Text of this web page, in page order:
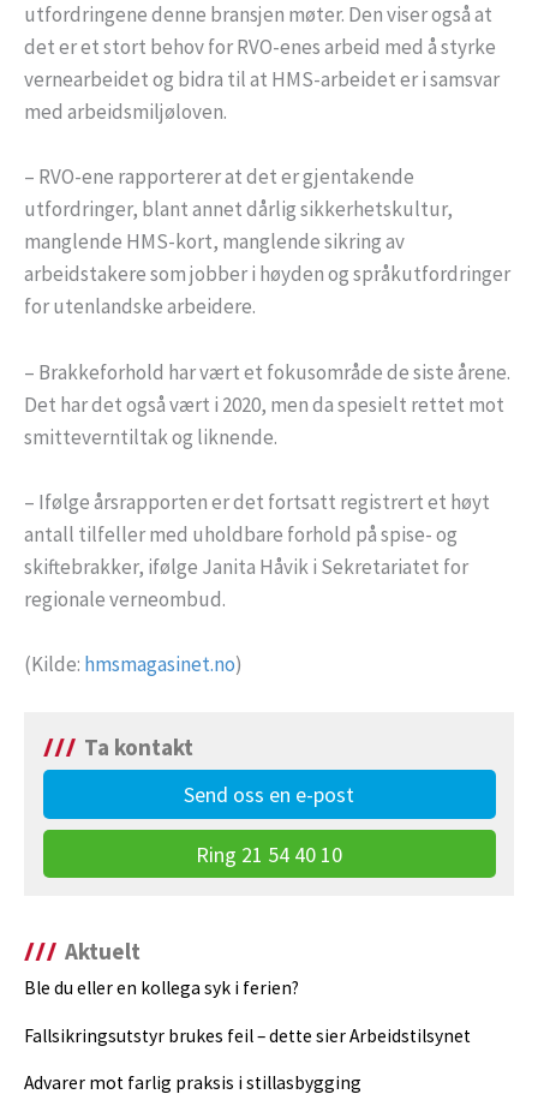
utfordringene denne bransjen møter. Den viser også at
det er et stort behov for RVO-enes arbeid med å styrke
vernearbeidet og bidra til at HMS-arbeidet er i samsvar
med arbeidsmiljøloven.
– RVO-ene rapporterer at det er gjentakende
utfordringer, blant annet dårlig sikkerhetskultur,
manglende HMS-kort, manglende sikring av
arbeidstakere som jobber i høyden og språkutfordringer
for utenlandske arbeidere.
– Brakkeforhold har vært et fokusområde de siste årene.
Det har det også vært i 2020, men da spesielt rettet mot
smitteverntiltak og liknende.
– Ifølge årsrapporten er det fortsatt registrert et høyt
antall tilfeller med uholdbare forhold på spise- og
skiftebrakker, ifølge Janita Håvik i Sekretariatet for
regionale verneombud.
(Kilde: hmsmagasinet.no)
Ta kontakt
Send oss en e-post
Ring 21 54 40 10
Aktuelt
Ble du eller en kollega syk i ferien?
Fallsikringsutstyr brukes feil – dette sier Arbeidstilsynet
Advarer mot farlig praksis i stillasbygging